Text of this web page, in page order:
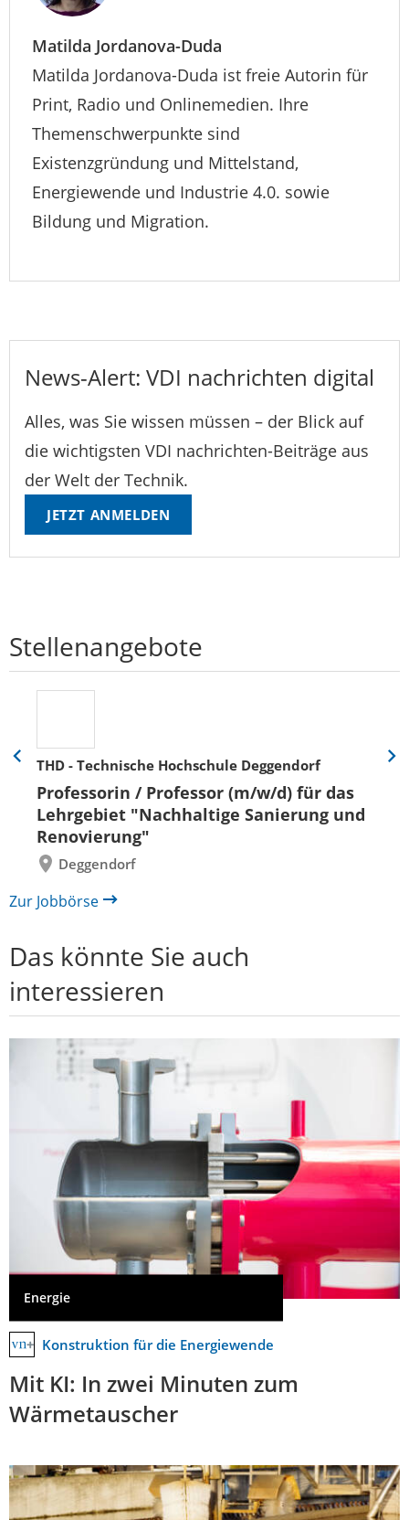
Matilda Jordanova-Duda
Matilda Jordanova-Duda ist freie Autorin für
Print, Radio und Onlinemedien. Ihre
Themenschwerpunkte sind
Existenzgründung und Mittelstand,
Energiewende und Industrie 4.0. sowie
Bildung und Migration.
News-Alert: VDI nachrichten digital
Alles, was Sie wissen müssen – der Blick auf
die wichtigsten VDI nachrichten-Beiträge aus
der Welt der Technik.
JETZT ANMELDEN
Stellenangebote
THD - Technische Hochschule Deggendorf
Professorin / Professor (m/w/d) für das
Lehrgebiet "Nachhaltige Sanierung und
Renovierung"
Deggendorf
Eine
zurück
Eine
Zur Jobbörse
Das könnte Sie auch
interessieren
Energie
Konstruktion für die Energiewende
Mit KI: In zwei Minuten zum
Wärmetauscher